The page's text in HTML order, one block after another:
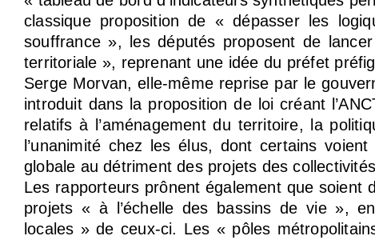
classique proposition de « dépasser les
souffrance », les députés proposent de
territoriale », reprenant une idée du préfet
Serge Morvan, elle-même reprise par le
introduit dans la proposition de loi créant
relatifs à l’aménagement du territoire, la
l’unanimité chez les élus, dont certains
globale au détriment des projets des
Les rapporteurs prônent également que soient
projets « à l’échelle des bassins de vie »,
locales » de ceux-ci. Les « pôles